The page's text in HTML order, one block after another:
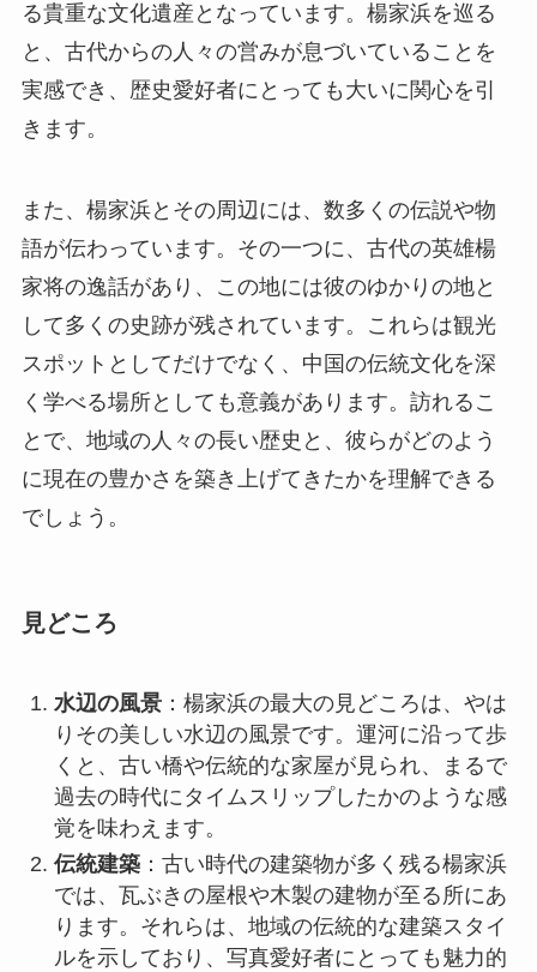
る貴重な文化遺産となっています。楊家浜を巡る
と、古代からの人々の営みが息づいていることを
実感でき、歴史愛好者にとっても大いに関心を引
きます。
また、楊家浜とその周辺には、数多くの伝説や物
語が伝わっています。その一つに、古代の英雄楊
家将の逸話があり、この地には彼のゆかりの地と
して多くの史跡が残されています。これらは観光
スポットとしてだけでなく、中国の伝統文化を深
く学べる場所としても意義があります。訪れるこ
とで、地域の人々の長い歴史と、彼らがどのよう
に現在の豊かさを築き上げてきたかを理解できる
でしょう。
見どころ
水辺の風景：楊家浜の最大の見どころは、やは
りその美しい水辺の風景です。運河に沿って歩
くと、古い橋や伝統的な家屋が見られ、まるで
過去の時代にタイムスリップしたかのような感
覚を味わえます。
伝統建築：古い時代の建築物が多く残る楊家浜
では、瓦ぶきの屋根や木製の建物が至る所にあ
ります。それらは、地域の伝統的な建築スタイ
ルを示しており、写真愛好者にとっても魅力的